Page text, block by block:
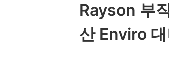
Rayson 부
산 Enviro